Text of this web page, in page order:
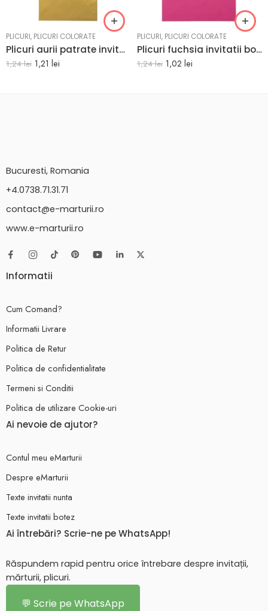
PLICURI, PLICURI COLORATE
Plicuri aurii patrate invitatii felicitari 130 x 130 mm set 20 buc
1,24lei 1,21 lei
PLICURI, PLICURI COLORATE
Plicuri fuchsia invitatii botez 125 x 175 mm set 20 buc
1,24lei 1,02 lei
Bucuresti, Romania
+4.0738.71.31.71
contact@e-marturii.ro
www.e-marturii.ro
Informatii
Cum Comand?
Informatii Livrare
Politica de Retur
Politica de confidentialitate
Termeni si Conditii
Politica de utilizare Cookie-uri
Ai nevoie de ajutor?
Contul meu eMarturii
Despre eMarturii
Texte invitatii nunta
Texte invitatii botez
Ai întrebări? Scrie-ne pe WhatsApp!
Răspundem rapid pentru orice întrebare despre invitații,
mărturii, plicuri.
💬 Scrie pe WhatsApp